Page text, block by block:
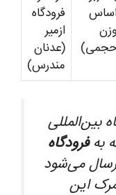
فرودگاه
ازمیر
(عدنان
مندرس)
بین‌المللی
بهفرودگاه
می‌شود
این